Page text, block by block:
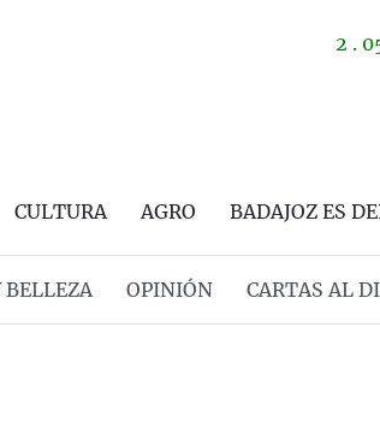
2 .
CULTURA AGRO BADAJOZ ES
BELLEZA OPINIÓN CARTAS AL